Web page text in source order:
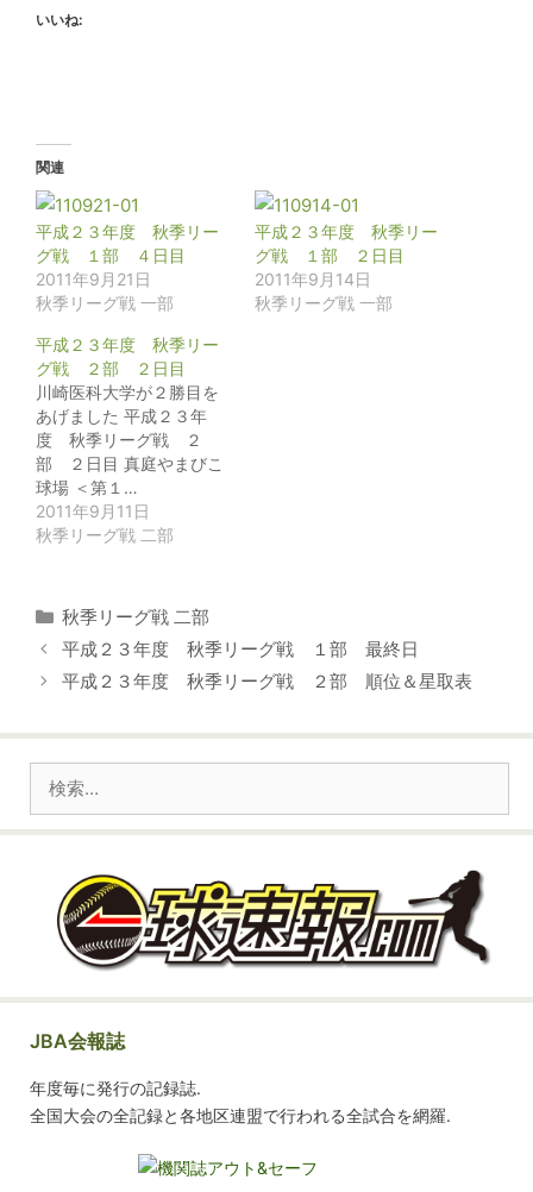
いいね:
関連
平成２３年度 秋季リー
グ戦 １部 ４日目
2011年9月21日
秋季リーグ戦 一部
平成２３年度 秋季リー
グ戦 １部 ２日目
2011年9月14日
秋季リーグ戦 一部
平成２３年度 秋季リー
グ戦 ２部 ２日目
川崎医科大学が２勝目を
あげました 平成２３年
度 秋季リーグ戦 ２
部 ２日目 真庭やまびこ
球場 ＜第１…
2011年9月11日
秋季リーグ戦 二部
カ
テ
ゴ
リ
秋季リーグ戦 二部
平成２３年度 秋季リーグ戦 １部 最終日
平成２３年度 秋季リーグ戦 ２部 順位＆星取表
JBA会報誌
年度毎に発行の記録誌.
全国大会の全記録と各地区連盟で行われる全試合を網羅.